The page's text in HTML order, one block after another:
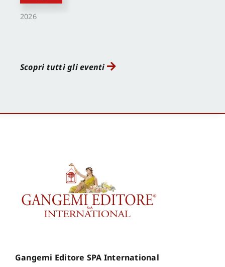
2026
Scopri tutti gli eventi
Gangemi Editore SPA International